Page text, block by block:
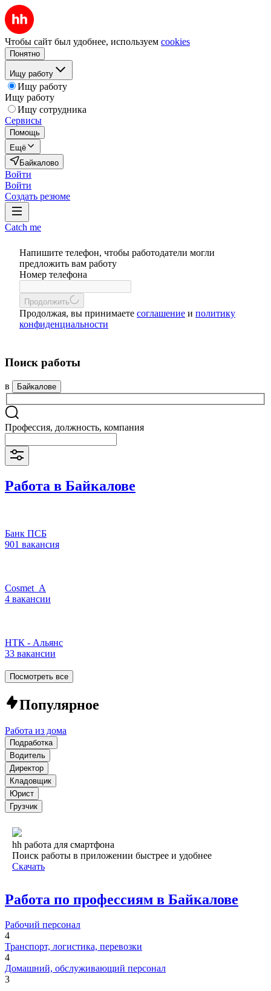
Чтобы сайт был удобнее, используем cookies
Понятно
Ищу работу
Ищу работу
Ищу работу
Ищу сотрудника
Сервисы
Помощь
Ещё
Байкалово
Войти
Войти
Создать резюме
Catch me
Напишите телефон, чтобы работодатели могли
предложить вам работу
Номер телефона
Продолжить
Продолжая, вы принимаете соглашение и политику
конфиденциальности
Поиск работы
в Байкалове
Профессия, должность, компания
Работа в Байкалове
Банк ПСБ
901 вакансия
Cosmet_A
4 вакансии
НТК - Альянс
33 вакансии
Посмотреть все
Популярное
Работа из дома
Подработка
Водитель
Директор
Кладовщик
Юрист
Грузчик
hh работа для смартфона
Поиск работы в приложении быстрее и удобнее
Скачать
Работа по профессиям в Байкалове
Рабочий персонал
4
Транспорт, логистика, перевозки
4
Домашний, обслуживающий персонал
3